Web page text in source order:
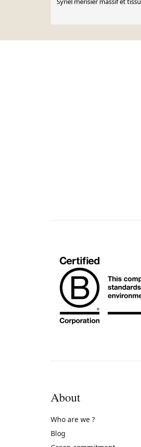
About
Who are we ?
Blog